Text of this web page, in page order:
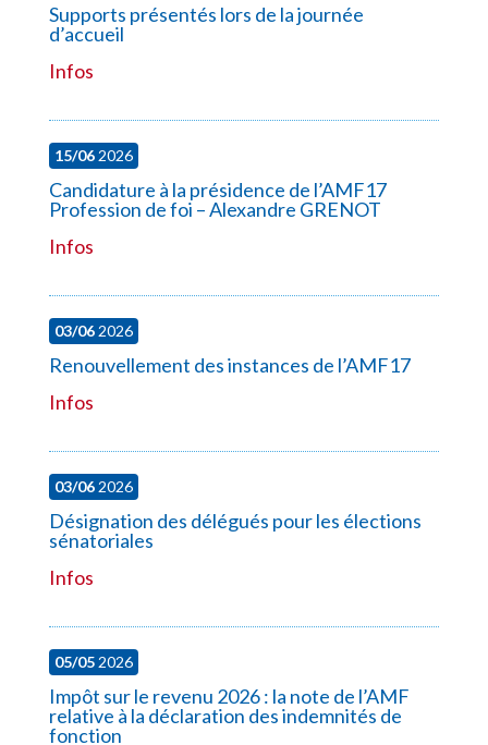
Supports présentés lors de la journée
d’accueil
Infos
15/062026
Candidature à la présidence de l’AMF17
Profession de foi – Alexandre GRENOT
Infos
03/062026
Renouvellement des instances de l’AMF17
Infos
03/062026
Désignation des délégués pour les élections
sénatoriales
Infos
05/052026
Impôt sur le revenu 2026 : la note de l’AMF
relative à la déclaration des indemnités de
fonction